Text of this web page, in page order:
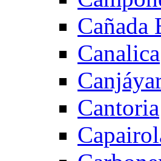
Cañada
Canalica
Cantoria